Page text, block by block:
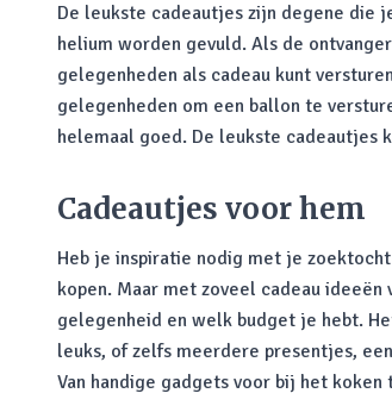
De leukste cadeautjes zijn degene die
helium worden gevuld. Als de
gelegenheden als cadeau kunt
gelegenheden om een ballon te
helemaal goed. De leukste cadeautjes
Cadeautjes voor hem
Heb je inspiratie nodig met je
kopen. Maar met zoveel cadeau
gelegenheid en welk budget je hebt.
leuks, of zelfs meerdere presentjes,
Van handige gadgets voor bij het